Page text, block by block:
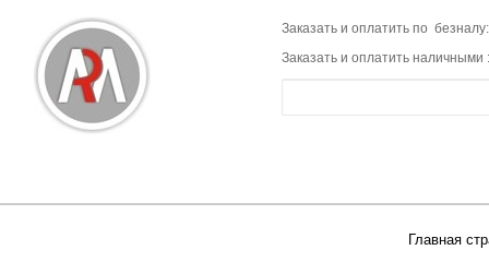
Заказать и оплатить по
Заказать и оплатить наличными
Главная